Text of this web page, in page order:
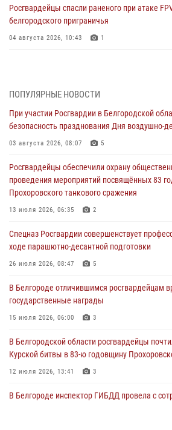
Росгвардейцы спасли раненого при атаке
белгородского приграничья
04 августа 2026, 10:43 1
04 августа 2026, 06:03
Сотрудники Росгвардии задержали
товаров из гипермаркета в Белгороде
03 августа 2026, 13:29
«Я расскажу вам о Герое»: история
отставке Виктора Хайрулика (видео)
03 августа 2026, 10:37
сборов «Армата» в Белгородской области
03 августа 2026, 10:12
безопасность празднования Дня воздушно-
03 августа 2026, 08:07
ПОПУЛЯРНЫЕ НОВОСТИ
При участии Росгвардии в Белгородской
безопасность празднования Дня воздушно-
03 августа 2026, 08:07 5
Росгвардейцы обеспечили охрану
проведения мероприятий посвящённых 83
Прохоровского танкового сражения
13 июля 2026, 06:35 2
Спецназ Росгвардии совершенствует
ходе парашютно-десантной подготовки
26 июля 2026, 08:47 5
В Белгороде отличившимся росгвардейцам
государственные награды
15 июля 2026, 06:00 3
В Белгородской области росгвардейцы
Курской битвы в 83-ю годовщину
12 июля 2026, 13:41 3
В Белгороде инспектор ГИБДД провела с